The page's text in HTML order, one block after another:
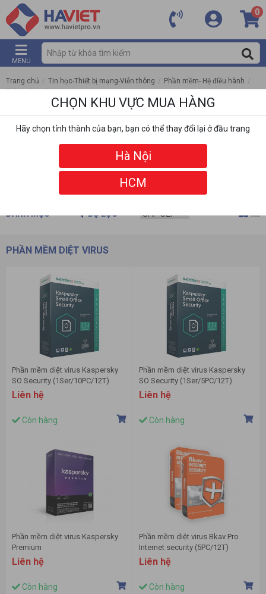
0
MENU
Trang chủ / Tin học-Thiết bị mạng-Viễn thông / Phần mềm- Hệ điều hành /
Phần mềm diệt Virus
DANH MỤC BỘ LỌC
PHẦN MỀM DIỆT VIRUS
Phần mềm diệt virus Kaspersky
SO Security (1Ser/10PC/12T)
Liên hệ
Còn hàng
Phần mềm diệt virus Kaspersky
SO Security (1Ser/5PC/12T)
Liên hệ
Còn hàng
Phần mềm diệt virus Kaspersky
Premium
Liên hệ
Còn hàng
Phần mềm diệt virus Bkav Pro
Internet security (5PC/12T)
Liên hệ
Còn hàng
CHỌN KHU VỰC MUA HÀNG
Hãy chọn tỉnh thành của bạn, bạn có thể thay đổi lại ở đầu trang
Hà Nội
HCM